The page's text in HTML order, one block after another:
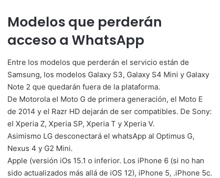
Modelos que perderán
acceso a WhatsApp
Entre los modelos que perderán el servicio están de
Samsung, los modelos Galaxy S3, Galaxy S4 Mini y Galaxy
Note 2 que quedarán fuera de la plataforma.
De Motorola el Moto G de primera generación, el Moto E
de 2014 y el Razr HD dejarán de ser compatibles. De Sony:
el Xperia Z, Xperia SP, Xperia T y Xperia V.
Asimismo LG desconectará el whatsApp al Optimus G,
Nexus 4 y G2 Mini.
Apple (versión iOs 15.1 o inferior. Los iPhone 6 (si no han
sido actualizados más allá de iOS 12), iPhone 5, .iPhone 5c.